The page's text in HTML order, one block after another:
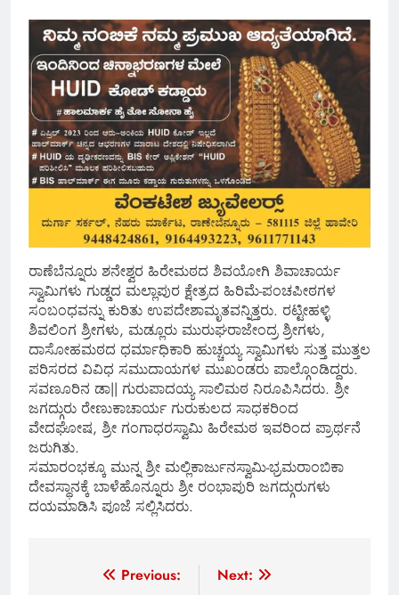
ರಾಣೆಬೆನ್ನೂರು ಶನೇಶ್ವರ ಹಿರೇಮಠದ ಶಿವಯೋಗಿ ಶಿವಾಚಾರ್ಯ
ಸ್ವಾಮಿಗಳು ಗುಡ್ಡದ ಮಲ್ಲಾಪುರ ಕ್ಷೇತ್ರದ ಹಿರಿಮೆ-ಪಂಚಪೀಠಗಳ
ಸಂಬಂಧವನ್ನು ಕುರಿತು ಉಪದೇಶಾಮೃತವನ್ನಿತ್ತರು. ರಟ್ಟೀಹಳ್ಳಿ
ಶಿವಲಿಂಗ ಶ್ರೀಗಳು, ಮಡ್ಲೂರು ಮುರುಘರಾಜೇಂದ್ರ ಶ್ರೀಗಳು,
ದಾಸೋಹಮಠದ ಧರ್ಮಾಧಿಕಾರಿ ಹುಚ್ಚಯ್ಯ ಸ್ವಾಮಿಗಳು ಸುತ್ತ ಮುತ್ತಲ
ಪರಿಸರದ ವಿವಿಧ ಸಮುದಾಯಗಳ ಮುಖಂಡರು ಪಾಲ್ಗೊಂಡಿದ್ದರು.
ಸವಣೂರಿನ ಡಾ|| ಗುರುಪಾದಯ್ಯ ಸಾಲಿಮಠ ನಿರೂಪಿಸಿದರು. ಶ್ರೀ
ಜಗದ್ಗುರು ರೇಣುಕಾಚಾರ್ಯ ಗುರುಕುಲದ ಸಾಧಕರಿಂದ
ವೇದಘೋಷ, ಶ್ರೀ ಗಂಗಾಧರಸ್ವಾಮಿ ಹಿರೇಮಠ ಇವರಿಂದ ಪ್ರಾರ್ಥನೆ
ಜರುಗಿತು.
ಸಮಾರಂಭಕ್ಕೂ ಮುನ್ನ ಶ್ರೀ ಮಲ್ಲಿಕಾರ್ಜುನಸ್ವಾಮಿ-ಭ್ರಮರಾಂಬಿಕಾ
ದೇವಸ್ಥಾನಕ್ಕೆ ಬಾಳೆಹೊನ್ನೂರು ಶ್ರೀ ರಂಭಾಪುರಿ ಜಗದ್ಗುರುಗಳು
ದಯಮಾಡಿಸಿ ಪೂಜೆ ಸಲ್ಲಿಸಿದರು.
Previous:
Next: